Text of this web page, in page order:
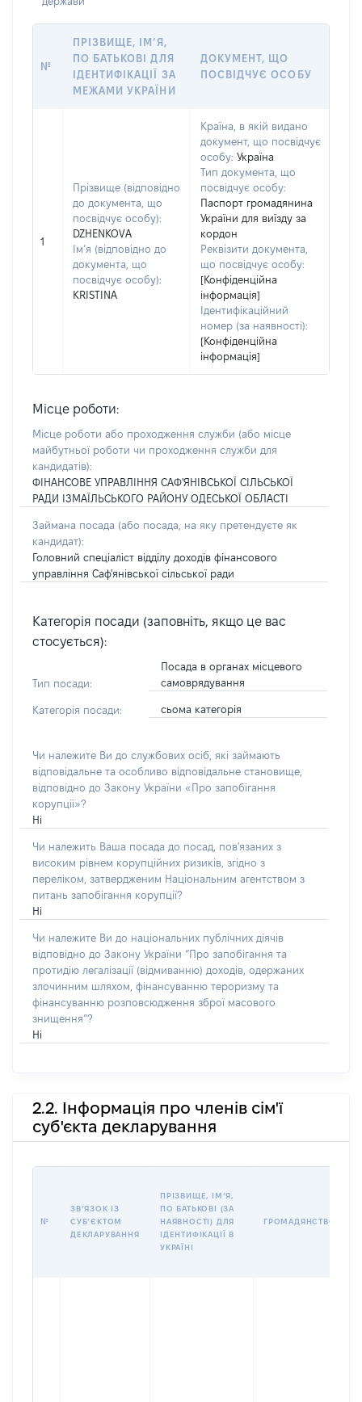
№
ПРІЗВИЩЕ, ІМ’Я,
ПО БАТЬКОВІ ДЛЯ
ІДЕНТИФІКАЦІЇ ЗА
МЕЖАМИ УКРАЇНИ
ДОКУМЕНТ, ЩО
ПОСВІДЧУЄ ОСОБУ
1
Прізвище (відповідно
до документа, що
посвідчує особу):
DZHENKOVA
Ім’я (відповідно до
документа, що
посвідчує особу):
KRISTINA
Країна, в якій видано
документ, що посвідчує
особу: Україна
Тип документа, що
посвідчує особу:
Паспорт громадянина
України для виїзду за
кордон
Реквізити документа,
що посвідчує особу:
[Конфіденційна
інформація]
Ідентифікаційний
номер (за наявності):
[Конфіденційна
інформація]
Місце роботи:
Місце роботи або проходження служби (або місце
майбутньої роботи чи проходження служби для
кандидатів):
ФІНАНСОВЕ УПРАВЛІННЯ САФ'ЯНІВСЬКОЇ СІЛЬСЬКОЇ
РАДИ ІЗМАЇЛЬСЬКОГО РАЙОНУ ОДЕСЬКОЇ ОБЛАСТІ
Займана посада (або посада, на яку претендуєте як
кандидат):
Головний спеціаліст відділу доходів фінансового
управління Саф'янівської сільської ради
Категорія посади (заповніть, якщо це вас
стосується):
Тип посади:
Посада в органах місцевого
самоврядування
Категорія посади: сьома категорія
Чи належите Ви до службових осіб, які займають
відповідальне та особливо відповідальне становище,
відповідно до Закону України «Про запобігання
корупції»?
Ні
Чи належить Ваша посада до посад, пов'язаних з
високим рівнем корупційних ризиків, згідно з
переліком, затвердженим Національним агентством з
питань запобігання корупції?
Ні
Чи належите Ви до національних публічних діячів
відповідно до Закону України “Про запобігання та
протидію легалізації (відмиванню) доходів, одержаних
злочинним шляхом, фінансуванню тероризму та
фінансуванню розповсюдження зброї масового
знищення”?
Ні
2.2. Інформація про членів сім'ї
суб'єкта декларування
№
ЗВʼЯЗОК ІЗ
СУБʼЄКТОМ
ДЕКЛАРУВАННЯ
ПРІЗВИЩЕ, ІМʼЯ,
ПО БАТЬКОВІ (ЗА
НАЯВНОСТІ) ДЛЯ
ІДЕНТИФІКАЦІЇ В
УКРАЇНІ
ГРОМАДЯНСТВО